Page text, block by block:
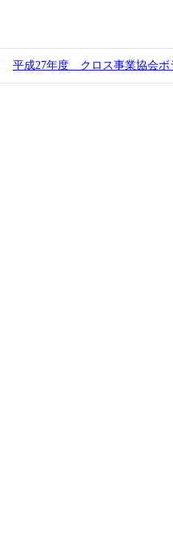
平成27年度 クロス事業協会ボ